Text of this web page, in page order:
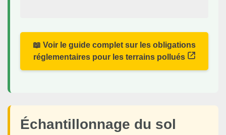
📖 Voir le guide complet sur les obligations
réglementaires pour les terrains pollués
Échantillonnage du sol